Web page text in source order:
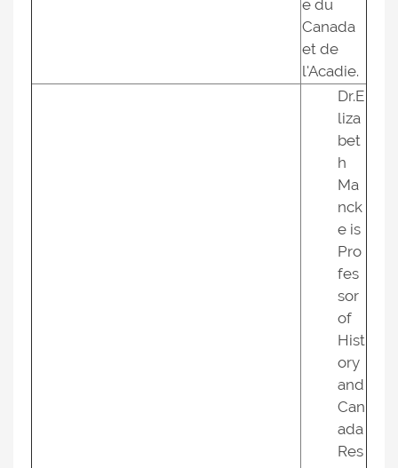
e du
Canada
et de
l'Acadie.
Dr.E
liza
bet
h
Ma
nck
e is
Pro
fes
sor
of
Hist
ory
and
Can
ada
Res